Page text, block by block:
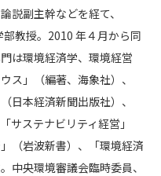
説副主幹などを経て、
教授。2010 年４月から同
は環境経済学、環境経営
ス」（編著、海象社）、
日本経済新聞出版社）、
サステナビリティ経営」
（岩波新書）、「環境経済
中央環境審議会臨時委員、